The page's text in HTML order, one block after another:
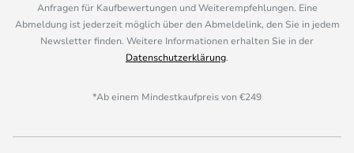
Anfragen für Kaufbewertungen und Weiterempfehlungen. Eine
Abmeldung ist jederzeit möglich über den Abmeldelink, den Sie in jedem
Newsletter finden. Weitere Informationen erhalten Sie in der
Datenschutzerklärung.
*Ab einem Mindestkaufpreis von €249